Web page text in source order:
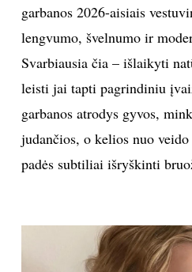
garbanos 2026-aisiais
lengvumo, švelnumo ir
Svarbiausia čia – išlaikyti
leisti jai tapti pagrindiniu
garbanos atrodys gyvos,
judančios, o kelios nuo
padės subtiliai išryškinti